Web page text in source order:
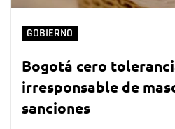
GOBIERNO
Bogotá cero
irresponsable de
sanciones